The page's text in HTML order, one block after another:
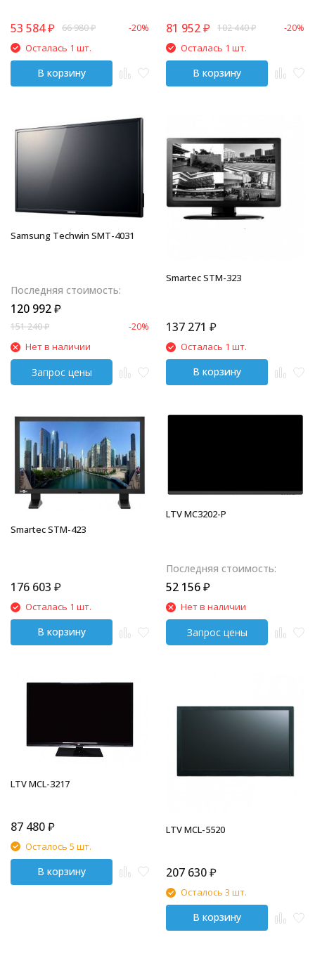
53 584₽ 66 980₽ -20%
Осталась 1 шт.
В корзину
81 952₽ 102 440₽ -20%
Осталась 1 шт.
В корзину
Samsung Techwin SMT-4031
Последняя стоимость:
120 992₽
151 240₽ -20%
Нет в наличии
Smartec STM-323
137 271 ₽
Осталась 1 шт.
В корзину
Smartec STM-423
176 603 ₽
Осталась 1 шт.
В корзину
LTV MC3202-P
Последняя стоимость:
52 156₽
Нет в наличии
LTV MCL-3217
87 480₽
Осталось 5 шт.
В корзину
LTV MCL-5520
207 630₽
Осталось 3 шт.
В корзину